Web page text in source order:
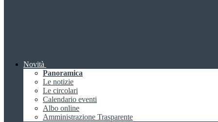
Novità
Panoramica
Le notizie
Le circolari
Calendario eventi
Albo online
Amministrazione Trasparente